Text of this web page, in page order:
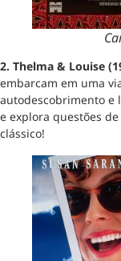
2. Thelma & Louise
embarcam em uma
autodescobrimento e
e explora questões
clássico!